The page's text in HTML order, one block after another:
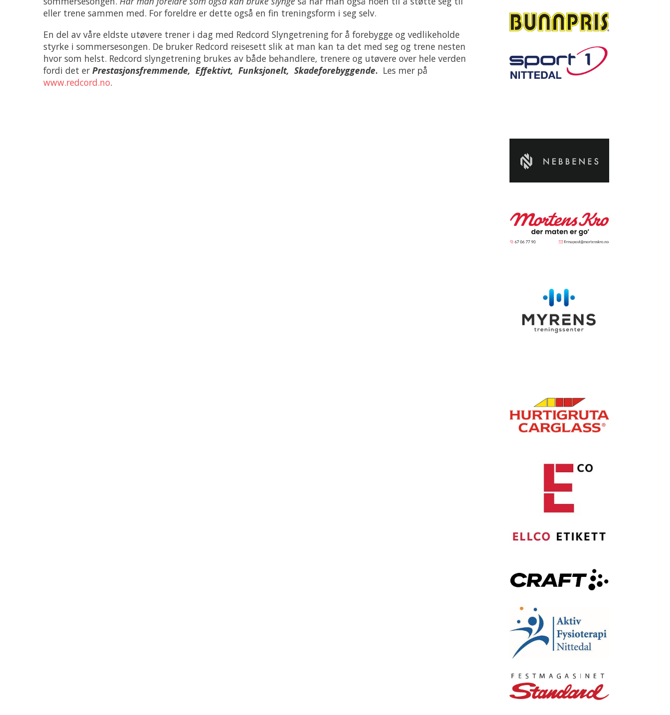
eller trene sammen med. For foreldre er dette også en fin treningsform i seg selv.
En del av våre eldste utøvere trener i dag med Redcord Slyngetrening for å forebygge og vedlikeholde
styrke i sommersesongen. De bruker Redcord reisesett slik at man kan ta det med seg og trene nesten
hvor som helst. Redcord slyngetrening brukes av både behandlere, trenere og utøvere over hele verden
fordi det er Prestasjonsfremmende, Effektivt, Funksjonelt, Skadeforebyggende. Les mer på
www.redcord.no.